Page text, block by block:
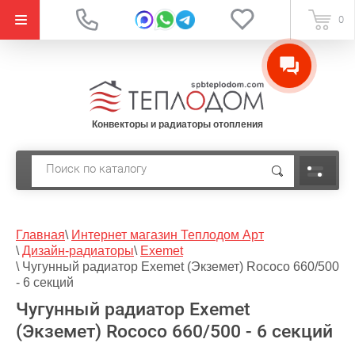
0
Конвекторы и радиаторы отопления
Главная\ Интернет магазин Теплодом Арт
\ Дизайн-радиаторы\ Exemet
\ Чугунный радиатор Exemet (Экземет) Rococo 660/500
- 6 секций
Чугунный радиатор Exemet
(Экземет) Rococo 660/500 - 6 секций